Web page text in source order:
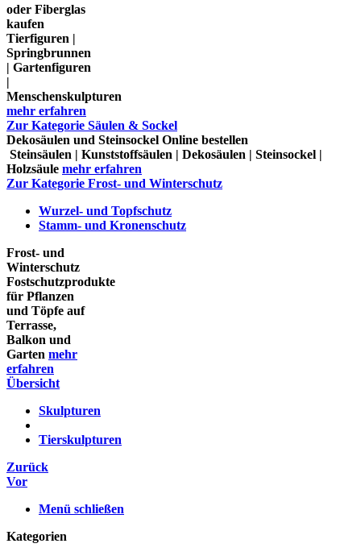
oder Fiberglas
kaufen
Tierfiguren |
Springbrunnen
| Gartenfiguren
|
Menschenskulpturen
mehr erfahren
Zur Kategorie Säulen & Sockel
Dekosäulen und Steinsockel Online bestellen
Steinsäulen | Kunststoffsäulen | Dekosäulen | Steinsockel |
Holzsäule mehr erfahren
Zur Kategorie Frost- und Winterschutz
Wurzel- und Topfschutz
Stamm- und Kronenschutz
Frost- und
Winterschutz
Fostschutzprodukte
für Pflanzen
und Töpfe auf
Terrasse,
Balkon und
Garten mehr
erfahren
Übersicht
Skulpturen
Tierskulpturen
Zurück
Vor
Menü schließen
Kategorien